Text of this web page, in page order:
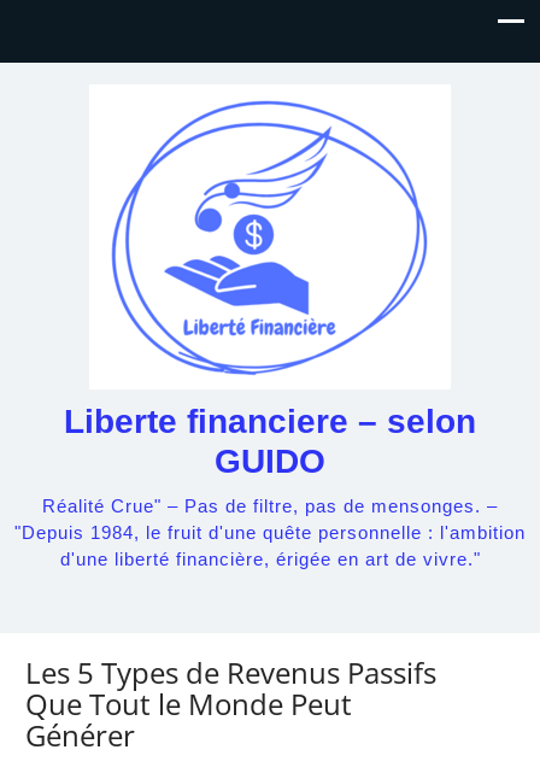
Liberte financiere – selon
GUIDO
Réalité Crue" – Pas de filtre, pas de mensonges. –
"Depuis 1984, le fruit d'une quête personnelle : l'ambition
d'une liberté financière, érigée en art de vivre."
Les 5 Types de Revenus Passifs
Que Tout le Monde Peut
Générer